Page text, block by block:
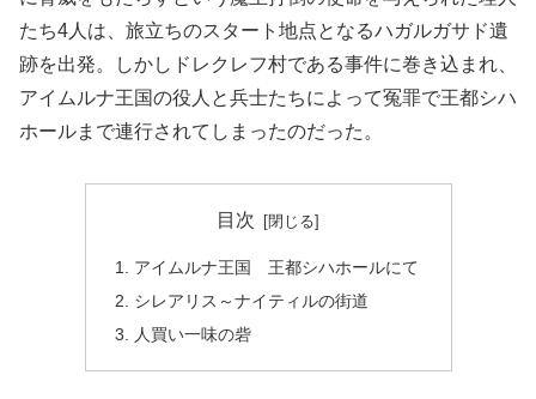
たち4人は、旅立ちのスタート地点となるハガルガサド遺
跡を出発。しかしドレクレフ村である事件に巻き込まれ、
アイムルナ王国の役人と兵士たちによって冤罪で王都シハ
ホールまで連行されてしまったのだった。
目次
アイムルナ王国 王都シハホールにて
シレアリス～ナイティルの街道
人買い一味の砦